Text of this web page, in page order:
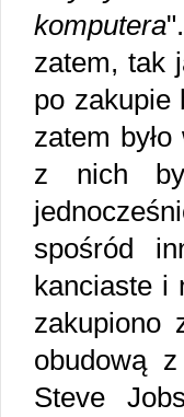
komputera
zatem, tak
po zakupie
zatem
z nich
spośród
kanciaste i
zakupiono
obudową
Steve